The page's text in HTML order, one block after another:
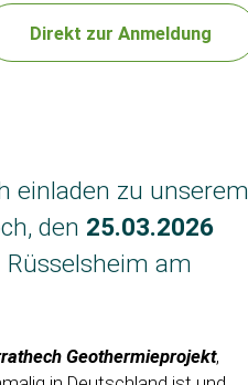
Direkt zur Anmeldung
einladen zu unserem
den 25.03.2026
am
Geothermieprojekt,